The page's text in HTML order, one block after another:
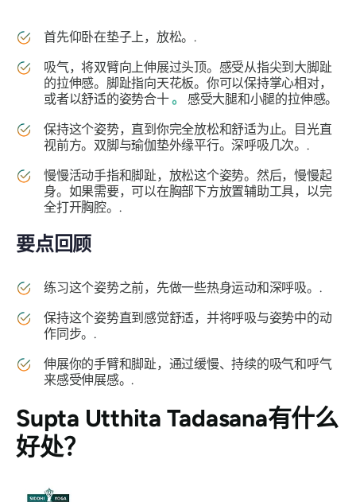
首先仰卧在垫子上，放松。.
吸气，将双臂向上伸展过头顶。感受从指尖到大脚趾
的拉伸感。脚趾指向天花板。你可以保持掌心相对，
或者以舒适的姿势合十。
感受大腿和小腿的拉伸感。
保持这个姿势，直到你完全放松和舒适为止。目光直
视前方。双脚与瑜伽垫外缘平行。深呼吸几次。.
慢慢活动手指和脚趾，放松这个姿势。然后，慢慢起
身。如果需要，可以在胸部下方放置辅助工具，以完
全打开胸腔。.
要点回顾
练习这个姿势之前，先做一些热身运动和深呼吸。.
保持这个姿势直到感觉舒适，并将呼吸与姿势中的动
作同步。.
伸展你的手臂和脚趾，通过缓慢、持续的吸气和呼气
来感受伸展感。.
Supta Utthita Tadasana有什么
好处？